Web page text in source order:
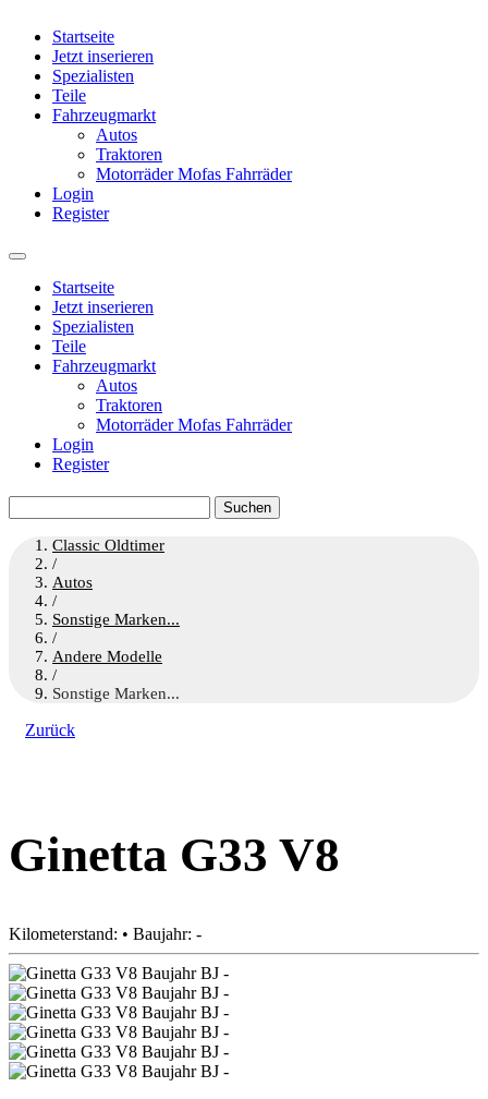
Startseite
Jetzt inserieren
Spezialisten
Teile
Fahrzeugmarkt
Autos
Traktoren
Motorräder Mofas Fahrräder
Login
Register
Startseite
Jetzt inserieren
Spezialisten
Teile
Fahrzeugmarkt
Autos
Traktoren
Motorräder Mofas Fahrräder
Login
Register
nach:
Classic Oldtimer
/
Autos
/
Sonstige Marken...
/
Andere Modelle
/
Sonstige Marken...
Zurück
Ginetta G33 V8
Kilometerstand: • Baujahr: -